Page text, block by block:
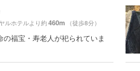
ルホテルより約460m （徒歩8分）
の福宝・寿老人が祀られていま